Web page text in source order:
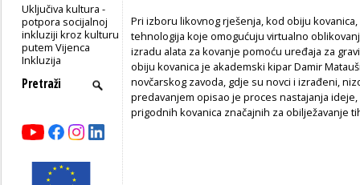
Uključiva kultura -
potpora socijalnoj
inkluziji kroz kulturu
putem Vijenca
Inkluzija
Pri izboru likovnog rješenja, kod obiju
tehnologija koje omogućuju virtualno
izradu alata za kovanje pomoću uređaja za
obiju kovanica je akademski kipar Damir
novčarskog zavoda, gdje su novci i izrađeni,
predavanjem opisao je proces nastajanja
prigodnih kovanica značajnih za obilježavanje